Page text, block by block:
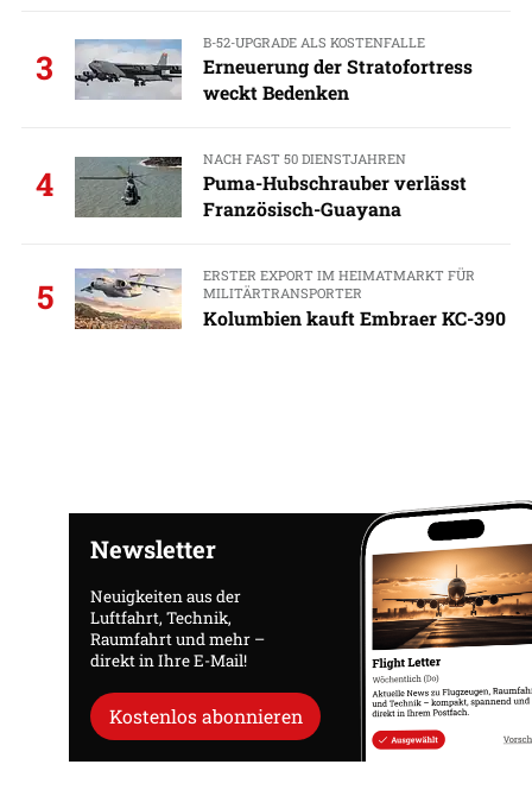
3
B-52-UPGRADE ALS KOSTENFALLE
Erneuerung der Stratofortress
weckt Bedenken
4
NACH FAST 50 DIENSTJAHREN
Puma-Hubschrauber verlässt
Französisch-Guayana
5
ERSTER EXPORT IM HEIMATMARKT FÜR
MILITÄRTRANSPORTER
Kolumbien kauft Embraer KC-390
Newsletter
Neuigkeiten aus der
Luftfahrt, Technik,
Raumfahrt und mehr –
direkt in Ihre E-Mail!
Kostenlos abonnieren